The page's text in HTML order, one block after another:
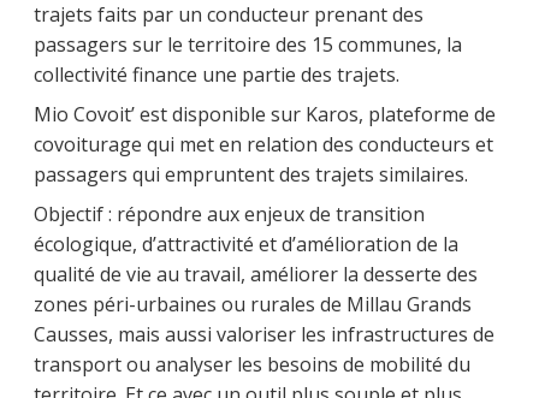
trajets faits par un conducteur prenant des
passagers sur le territoire des 15 communes, la
collectivité finance une partie des trajets.
Mio Covoit’ est disponible sur Karos, plateforme de
covoiturage qui met en relation des conducteurs et
passagers qui empruntent des trajets similaires.
Objectif : répondre aux enjeux de transition
écologique, d’attractivité et d’amélioration de la
qualité de vie au travail, améliorer la desserte des
zones péri-urbaines ou rurales de Millau Grands
Causses, mais aussi valoriser les infrastructures de
transport ou analyser les besoins de mobilité du